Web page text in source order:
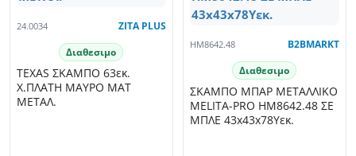
24.0034 ZITA PLUS
Διαθεσιμο
TEXAS ΣΚΑΜΠΟ 63εκ.
Χ.ΠΛΑΤΗ ΜΑΥΡΟ ΜΑΤ
ΜΕΤΑΛ.
HM8642.48 B2BMARKT
Διαθεσιμο
ΣΚΑΜΠΟ ΜΠΑΡ ΜΕΤΑΛΛΙΚΟ
MELITA-PRO HM8642.48 ΣΕ
ΜΠΛΕ 43x43x78Υεκ.